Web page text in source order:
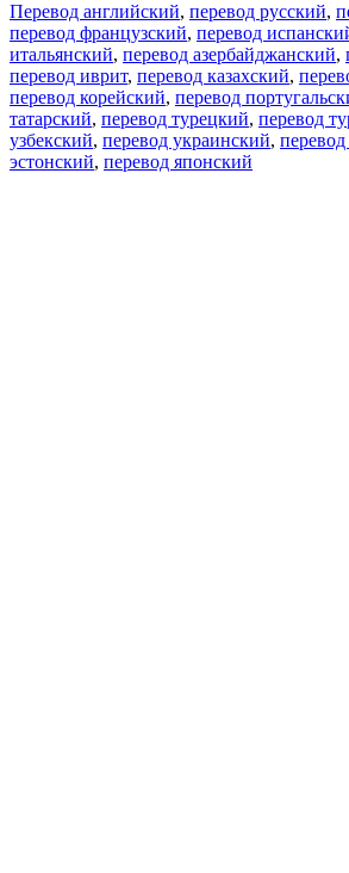
Перевод английский, перевод русский,
перевод французский, перевод
итальянский, перевод азербайджанский,
перевод иврит, перевод казахский,
перевод корейский, перевод
татарский, перевод турецкий, перевод
узбекский, перевод украинский,
эстонский, перевод японский